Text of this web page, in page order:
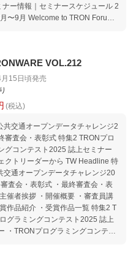
ナー情報｜セミナースケジュール 2
〜9月 Welcome to TRON Forum
TRONに関する報道 編集後記 本誌
」の使い方／読者アンケート
VOL.212
15日頃発売
(税込)
共交通オープンデータチャレンジ2
審査会・表彰式 特集2 TRONプロ
グコンテスト2025 誌上セミナー
クトリーダーから TW Headline 特
交通オープンデータチャレンジ20
査会・表彰式 ・最終審査会・表
催者挨拶 ・開催概要 ・審査員講
品紹介 ・受賞作品一覧 特集2 T
グラミングコンテスト2025 誌上
・TRONプログラミングコンテス